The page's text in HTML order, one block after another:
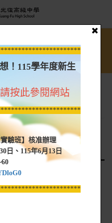
處健康中心校護甄選公告
告
！115學年度新生
按此參閱網站
驗班】核准辦理
日、115年6月13日